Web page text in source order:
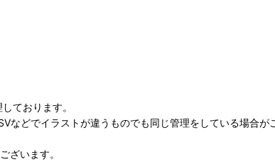
ております。
どでイラストが違うものでも同じ管理をしている場合が
ざいます。